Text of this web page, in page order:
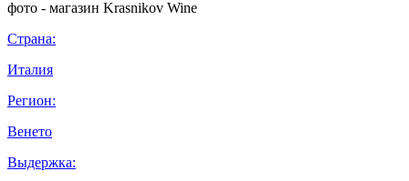
Страна:
Италия
Регион:
Венето
Выдержка: